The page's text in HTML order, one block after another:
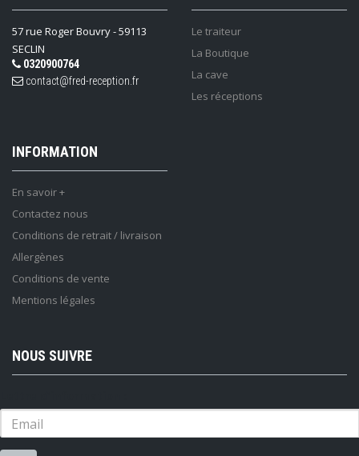
57 rue Roger Bouvry - 59113
SECLIN
0320900764
contact@fred-reception.fr
Le traiteur
La Boutique
La cave
Les réceptions
INFORMATION
En savoir +
Contactez nous
Conditions de retrait / livraison
Allergènes
Conditions de vente
Mentions légales
NOUS SUIVRE